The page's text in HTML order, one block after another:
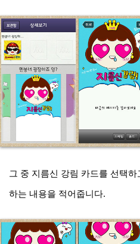
그 중 지름신 강림 카드를 선택
하는 내용을 적어줍니다.